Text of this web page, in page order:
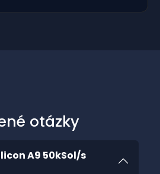
otázky
A9 50kSol/s